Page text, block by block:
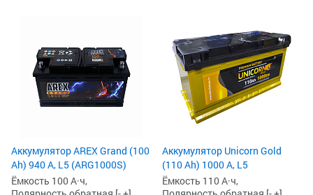
Аккумулятор AREX Grand (100
Ah) 940 А, L5 (ARG1000S)
Ёмкость 100 А·ч,
Аккумулятор Unicorn Gold
(110 Ah) 1000 А, L5
Ёмкость 110 А·ч,